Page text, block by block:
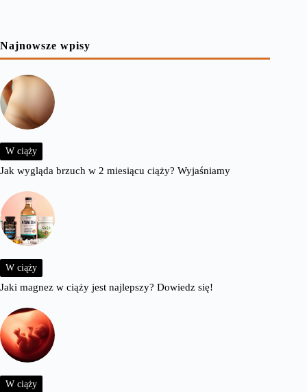
Najnowsze wpisy
W ciąży
Jak wygląda brzuch w 2 miesiącu ciąży? Wyjaśniamy
W ciąży
Jaki magnez w ciąży jest najlepszy? Dowiedz się!
W ciąży